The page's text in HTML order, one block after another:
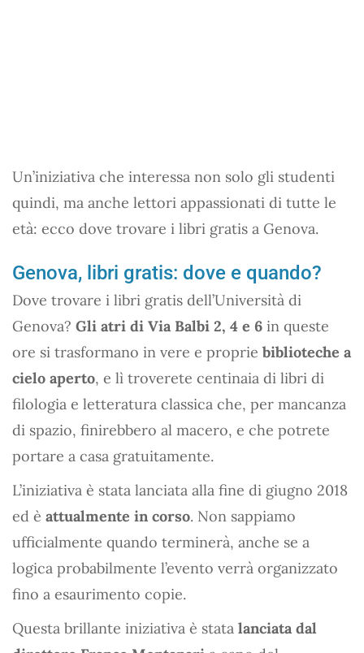
Un’iniziativa che interessa non solo gli studenti
quindi, ma anche lettori appassionati di tutte le
età: ecco dove trovare i libri gratis a Genova.
Genova, libri gratis: dove e quando?
Dove trovare i libri gratis dell’Università di
Genova? Gli atri di Via Balbi 2, 4 e 6 in queste
ore si trasformano in vere e proprie biblioteche a
cielo aperto, e lì troverete centinaia di libri di
filologia e letteratura classica che, per mancanza
di spazio, finirebbero al macero, e che potrete
portare a casa gratuitamente.
L’iniziativa è stata lanciata alla fine di giugno 2018
ed è attualmente in corso. Non sappiamo
ufficialmente quando terminerà, anche se a
logica probabilmente l’evento verrà organizzato
fino a esaurimento copie.
Questa brillante iniziativa è stata lanciata dal